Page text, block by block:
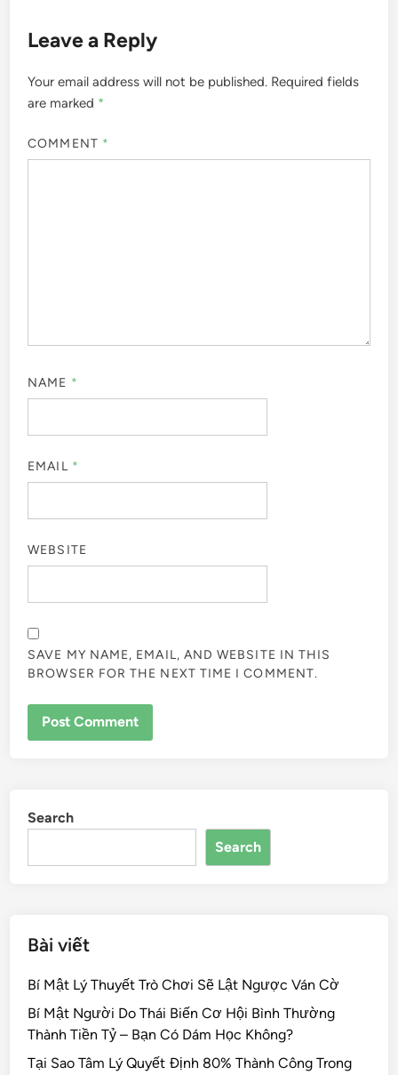
Leave a Reply
Your email address will not be published. Required fields
are marked *
COMMENT *
NAME *
EMAIL *
WEBSITE
SAVE MY NAME, EMAIL, AND WEBSITE IN THIS
BROWSER FOR THE NEXT TIME I COMMENT.
Search
Search
Bài viết
Bí Mật Lý Thuyết Trò Chơi Sẽ Lật Ngược Ván Cờ
Bí Mật Người Do Thái Biến Cơ Hội Bình Thường
Thành Tiền Tỷ – Bạn Có Dám Học Không?
Tại Sao Tâm Lý Quyết Định 80% Thành Công Trong